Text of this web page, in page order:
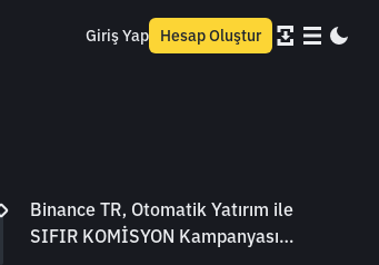
Giriş Yap Hesap Oluştur
Binance TR, Otomatik Yatırım ile
SIFIR KOMİSYON Kampanyasını